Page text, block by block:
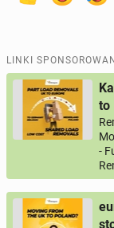
LINKI
to
-